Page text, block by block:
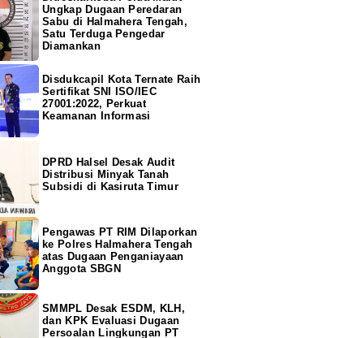
Ungkap Dugaan Peredaran
Sabu di Halmahera Tengah,
Satu Terduga Pengedar
Diamankan
Disdukcapil Kota Ternate Raih
Sertifikat SNI ISO/IEC
27001:2022, Perkuat
Keamanan Informasi
DPRD Halsel Desak Audit
Distribusi Minyak Tanah
Subsidi di Kasiruta Timur
Pengawas PT RIM Dilaporkan
ke Polres Halmahera Tengah
atas Dugaan Penganiayaan
Anggota SBGN
SMMPL Desak ESDM, KLH,
dan KPK Evaluasi Dugaan
Persoalan Lingkungan PT